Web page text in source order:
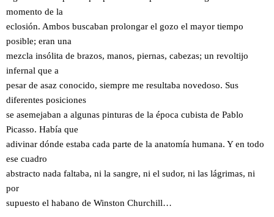
momento de la
eclosión. Ambos buscaban prolongar el gozo el mayor tiempo
posible; eran una
mezcla insólita de brazos, manos, piernas, cabezas; un revoltijo
infernal que a
pesar de asaz conocido, siempre me resultaba novedoso. Sus
diferentes posiciones
se asemejaban a algunas pinturas de la época cubista de Pablo
Picasso. Había que
adivinar dónde estaba cada parte de la anatomía humana. Y en todo
ese cuadro
abstracto nada faltaba, ni la sangre, ni el sudor, ni las lágrimas, ni
por
supuesto el habano de Winston Churchill…